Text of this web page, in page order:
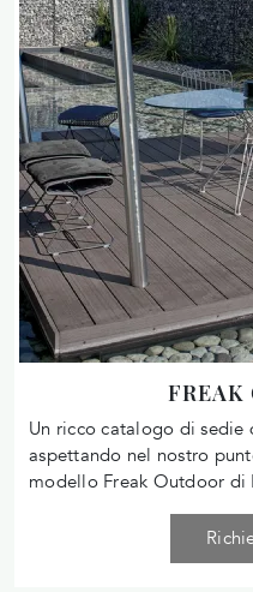
FREAK
Un ricco catalogo di
aspettando nel nostro
modello Freak Outdoor di